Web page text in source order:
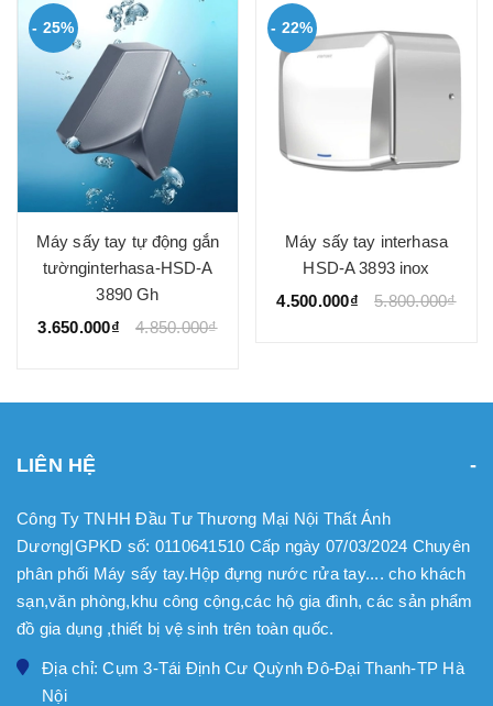
- 25%
Máy sấy tay tự động gắn
tườnginterhasa-HSD-A
3890 Gh
3.650.000₫
4.850.000₫
- 22%
Máy sấy tay interhasa
HSD-A 3893 inox
4.500.000₫
5.800.000₫
LIÊN HỆ
Công Ty TNHH Đầu Tư Thương Mại Nội Thất Ánh
Dương|GPKD số: 0110641510 Cấp ngày 07/03/2024 Chuyên
phân phối Máy sấy tay.Hộp đựng nước rửa tay.... cho khách
sạn,văn phòng,khu công cộng,các hộ gia đình, các sản phẩm
đồ gia dụng ,thiết bị vệ sinh trên toàn quốc.
Địa chỉ: Cụm 3-Tái Định Cư Quỳnh Đô-Đại Thanh-TP Hà
Nội